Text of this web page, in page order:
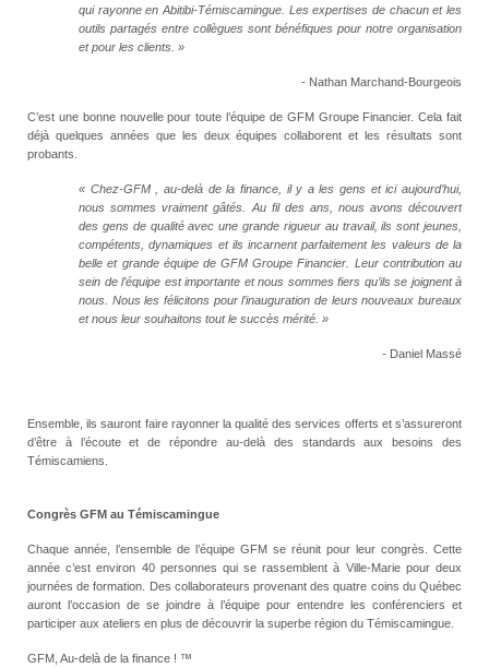
qui rayonne en Abitibi-Témiscamingue. Les expertises de chacun et les
outils partagés entre collègues sont bénéfiques pour notre organisation
et pour les clients. »
- Nathan Marchand-Bourgeois
C’est une bonne nouvelle pour toute l’équipe de GFM Groupe Financier. Cela fait
déjà quelques années que les deux équipes collaborent et les résultats sont
probants.
« Chez-GFM , au-delà de la finance, il y a les gens et ici aujourd’hui,
nous sommes vraiment gâtés. Au fil des ans, nous avons découvert
des gens de qualité avec une grande rigueur au travail, ils sont jeunes,
compétents, dynamiques et ils incarnent parfaitement les valeurs de la
belle et grande équipe de GFM Groupe Financier. Leur contribution au
sein de l’équipe est importante et nous sommes fiers qu’ils se joignent à
nous. Nous les félicitons pour l’inauguration de leurs nouveaux bureaux
et nous leur souhaitons tout le succès mérité. »
- Daniel Massé
Ensemble, ils sauront faire rayonner la qualité des services offerts et s’assureront
d’être à l’écoute et de répondre au-delà des standards aux besoins des
Témiscamiens.
Congrès GFM au Témiscamingue
Chaque année, l’ensemble de l’équipe GFM se réunit pour leur congrès. Cette
année c’est environ 40 personnes qui se rassemblent à Ville-Marie pour deux
journées de formation. Des collaborateurs provenant des quatre coins du Québec
auront l’occasion de se joindre à l’équipe pour entendre les conférenciers et
participer aux ateliers en plus de découvrir la superbe région du Témiscamingue.
GFM, Au-delà de la finance ! ™